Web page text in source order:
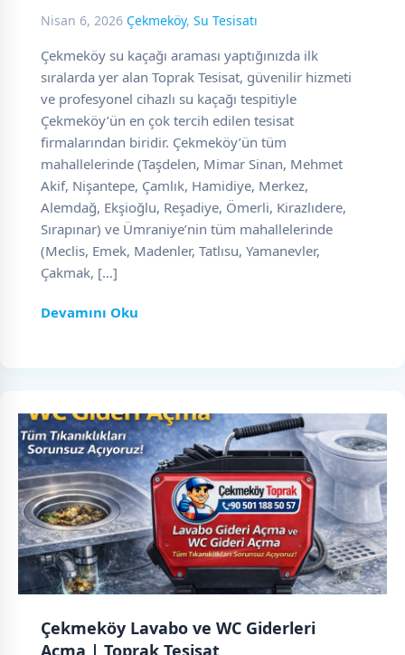
Nisan 6, 2026 Çekmeköy, Su Tesisatı
Çekmeköy su kaçağı araması yaptığınızda ilk
sıralarda yer alan Toprak Tesisat, güvenilir hizmeti
ve profesyonel cihazlı su kaçağı tespitiyle
Çekmeköy’ün en çok tercih edilen tesisat
firmalarından biridir. Çekmeköy’ün tüm
mahallelerinde (Taşdelen, Mimar Sinan, Mehmet
Akif, Nişantepe, Çamlık, Hamidiye, Merkez,
Alemdağ, Ekşioğlu, Reşadiye, Ömerli, Kirazlıdere,
Sırapınar) ve Ümraniye’nin tüm mahallelerinde
(Meclis, Emek, Madenler, Tatlısu, Yamanevler,
Çakmak, […]
Devamını Oku
Çekmeköy Lavabo ve WC Giderleri
Açma | Toprak Tesisat